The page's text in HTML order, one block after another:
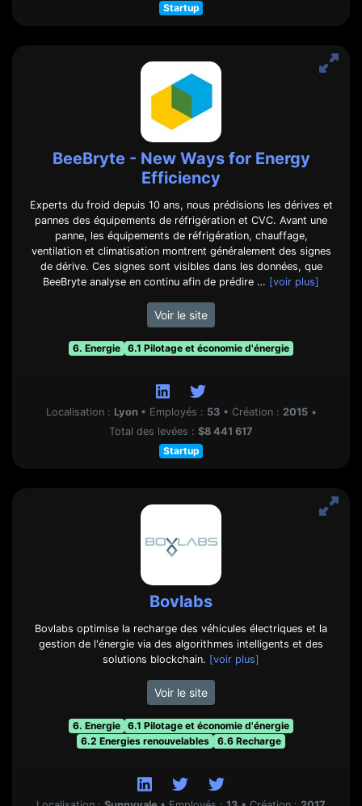
Startup
BeeBryte - New Ways for Energy
Efficiency
Experts du froid depuis 10 ans, nous prédisions les dérives et
pannes des équipements de réfrigération et CVC. Avant une
panne, les équipements de réfrigération, chauffage,
ventilation et climatisation montrent généralement des signes
de dérive. Ces signes sont visibles dans les données, que
BeeBryte analyse en continu afin de prédire … [voir plus]
Voir le site
6. Energie 6.1 Pilotage et économie d'énergie
Localisation : Lyon • Employés : 53 • Création : 2015 •
Total des levées : $8 441 617
Startup
Bovlabs
Bovlabs optimise la recharge des véhicules électriques et la
gestion de l'énergie via des algorithmes intelligents et des
solutions blockchain. [voir plus]
Voir le site
6. Energie
6.1 Pilotage et économie d'énergie
6.2 Energies renouvelables
6.6 Recharge